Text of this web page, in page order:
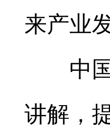
来产业
中国
讲解，